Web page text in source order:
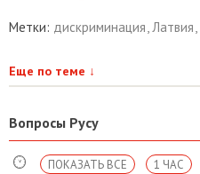
Метки: дискриминация,Латвия,
Еще по теме ↓
Вопросы Русу
1 ЧАС
ПОКАЗАТЬ ВСЕ